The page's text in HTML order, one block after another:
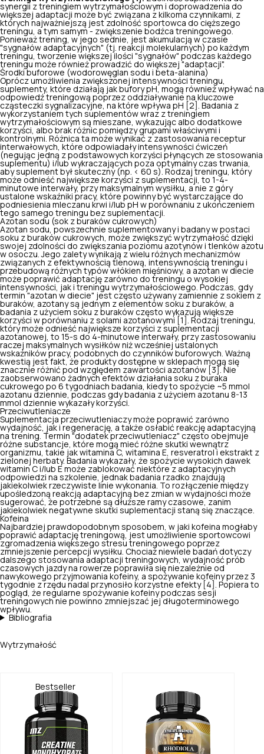
synergii z treningiem wytrzymałościowym i doprowadzenia do
większej adaptacji może być związana z kilkoma czynnikami, z
których najważniejszą jest zdolność sportowca do cięższego
treningu, a tym samym - zwiększenie bodźca treningowego.
Ponieważ trening, w jego sednie, jest akumulacją w czasie
"sygnałów adaptacyjnych" (tj. reakcji molekularnych) po każdym
treningu, tworzenie większej ilości "sygnałów" podczas każdego
treningu może również prowadzić do większej "adaptacji".
Środki buforowe (wodorowęglan sodu i beta-alanina)
Oprócz umożliwienia zwiększonej intensywności treningu,
suplementy, które działają jak bufory pH, mogą również wpływać na
odpowiedź treningową poprzez oddziaływanie na kluczowe
cząsteczki sygnalizacyjne, na które wpływa pH [2]. Badania z
wykorzystaniem tych suplementów wraz z treningiem
wytrzymałościowym są mieszane, wykazując albo dodatkowe
korzyści, albo brak różnic pomiędzy grupami właściwymi i
kontrolnymi. Różnica ta może wynikać z zastosowania receptur
interwałowych, które odpowiadały intensywności ćwiczeń
(negując jedną z podstawowych korzyści płynących ze stosowania
suplementu) i/lub wykraczających poza optymalny czas trwania,
aby suplement był skuteczny (np. < 60 s). Rodzaj treningu, który
może odnieść największe korzyści z suplementacji, to 1-4-
minutowe interwały, przy maksymalnym wysiłku, a nie z góry
ustalone wskaźniki pracy, które powinny być wystarczające do
podniesienia mleczanu krwi i/lub pH w porównaniu z ukończeniem
tego samego treningu bez suplementacji.
Azotan sodu (sok z buraków cukrowych)
Azotan sodu, powszechnie suplementowany i badany w postaci
soku z buraków cukrowych, może zwiększyć wytrzymałość dzięki
swojej zdolności do zwiększania poziomu azotynów i tlenków azotu
w osoczu. Jego zalety wynikają z wielu różnych mechanizmów
związanych z efektywnością tlenową, intensywnością treningu i
przebudową różnych typów włókien mięśniowy, a azotan w diecie
może poprawić adaptację zarówno do treningu o wysokiej
intensywności, jak i treningu wytrzymałościowego. Podczas, gdy
termin "azotan w diecie" jest często używany zamiennie z sokiem z
buraków, azotany są jednym z elementów soku z buraków, a
badania z użyciem soku z buraków często wykazują większe
korzyści w porównaniu z solami azotanowymi [1]. Rodzaj treningu,
który może odnieść największe korzyści z suplementacji
azotanowej , to 15-s do 4-minutowe interwały, przy zastosowaniu
raczej maksymalnych wysiłków niż wcześniej ustalonych
wskaźników pracy, podobnych do czynników buforowych. Ważną
kwestią jest fakt, że produkty dostępne w sklepach mogą się
znacznie różnić pod względem zawartości azotanów [3]. Nie
zaobserwowano żadnych efektów działania soku z buraka
cukrowego po 6 tygodniach badania, kiedy to spożycie ~5 mmol
azotanu dziennie, podczas gdy badania z użyciem azotanu 8-13
mmol dziennie wykazały korzyści.
Przeciwutleniacze
Suplementacja przeciwutleniaczymoże poprawić zarówno
wydajność, jak i regenerację, a także osłabić reakcję adaptacyjną
na trening. Termin "dodatek przeciwutleniacz" często obejmuje
różne substancje, które mogą mieć różne skutki wewnątrz
organizmu, takie jak witamina C, witamina E, resveratrol i ekstrakt z
zielonej herbaty. Badania wykazały, że spożycie wysokich dawek
witamin C i/lub E może zablokować niektóre z adaptacyjnych
odpowiedzi na szkolenie, jednak badania rzadko znajdują
jakiekolwiek rzeczywiste linie wykonania. To rozłączenie między
upośledzoną reakcją adaptacyjną bez zmian w wydajności może
sugerować, że potrzebne są dłuższe ramy czasowe, zanim
jakiekolwiek negatywne skutki suplementacji staną się znaczące.
Kofeina
Najbardziej prawdopodobnym sposobem, w jaki kofeina mogłaby
poprawić adaptację treningową, jest umożliwienie sportowcowi
zgromadzenia większego stresu treningowego poprzez
zmniejszenie percepcji wysiłku. Chociaż niewiele badań dotyczy
dalszego stosowania adaptacji treningowych, wydajność prób
czasowych jazdy na rowerze poprawiła się niezależnie od
nawykowego przyjmowania kofeiny, a spożywanie kofeiny przez 3
tygodnie z rzędu nadal przynosiło korzystne efekty[4]. Popiera to
pogląd, że regularne spożywanie kofeiny podczas sesji
treningowych nie powinno zmniejszać jej długoterminowego
wpływu.
Bibliografia
Wytrzymałość
Bestseller